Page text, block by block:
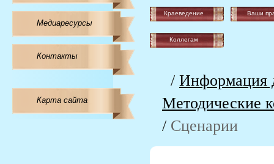
Медиаресурсы
Контакты
Карта сайта
Краеведение Ваши
Коллегам
/ Информация
Методические
/ Сценарии